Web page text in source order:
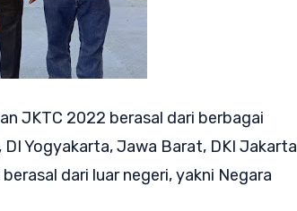
JKTC 2022 berasal dari berbagai
Yogyakarta, Jawa Barat, DKI Jakarta
dari luar negeri, yakni Negara